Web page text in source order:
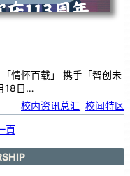
情怀百载」 携手「智创未
18日…
校内资讯总汇 校闻特区
頁